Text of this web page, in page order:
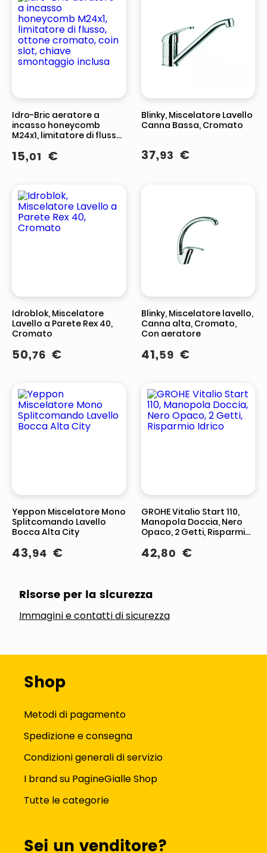
Idro-Bric aeratore a
incasso honeycomb
M24x1, limitatore di flusso,
slot, chiave smontaggio
inclusa
15,01 €
Blinky, Miscelatore Lavello
Canna Bassa, Cromato
37,93 €
Idroblok, Miscelatore
Lavello a Parete Rex 40,
Cromato
50,76 €
Blinky, Miscelatore lavello,
Canna alta, Cromato,
Con aeratore
41,59 €
Yeppon Miscelatore Mono
Splitcomando Lavello
Bocca Alta City
43,94 €
GROHE Vitalio Start 110,
Manopola Doccia, Nero
Opaco, 2 Getti, Risparmio
42,80 €
Risorse per la sicurezza
Immagini e contatti di sicurezza
Shop
Metodi di pagamento
Spedizione e consegna
Condizioni generali di servizio
I brand su PagineGialle Shop
Tutte le categorie
Sei un venditore?